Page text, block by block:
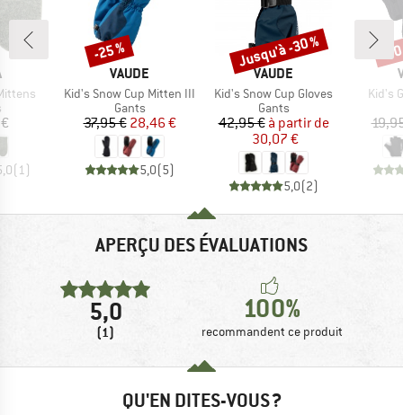
group
(1)
MARQUE
VAUDE
Article
Kid's Snow Cup Mitten III
Product group
Gants
Prix
37,95 € Prix réduit
28,46 €
5,0(5)
Remise
-25 %
MARQUE
VAUDE
Article
Kid's Snow Cup Gloves
Product group
Gants
Prix
42,95 € Prix réduit
à partir de
30,07 €
5,0(2)
Remise
Jusqu'à -30 %
Article
Kid's
-
APERÇU DES ÉVALUATIONS
5,0
(1)
100%
recommandent ce produit
QU'EN DITES-VOUS ?